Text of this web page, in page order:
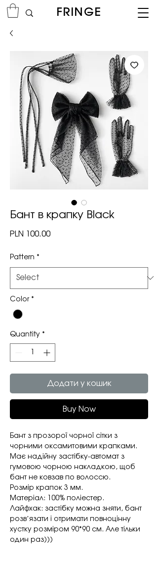
FRINGE
Бант в крапку Black
PLN 100.00Price
Pattern *
Color *
Quantity *
Додати у кошик
Buy Now
Бант з прозорої чорної сітки з
чорними оксамитовими крапками.
Має надійну застібку-автомат з
гумовою чорною накладкою, щоб
бант не ковзав по волоссю.
Розмір крапок 3 мм.
Матеріал: 100% поліестер.
Лайфхак: застібку можна зняти, бант
розвʼязати і отримати повноцінну
хустку розміром 90*90 см. Але тільки
один раз)))